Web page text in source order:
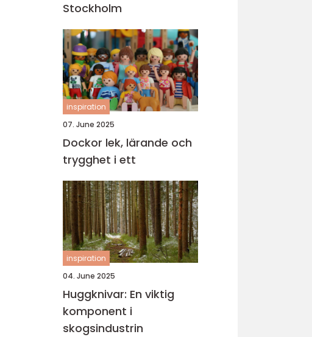
Stockholm
inspiration
07. June 2025
Dockor lek, lärande och
trygghet i ett
inspiration
04. June 2025
Huggknivar: En viktig
komponent i
skogsindustrin